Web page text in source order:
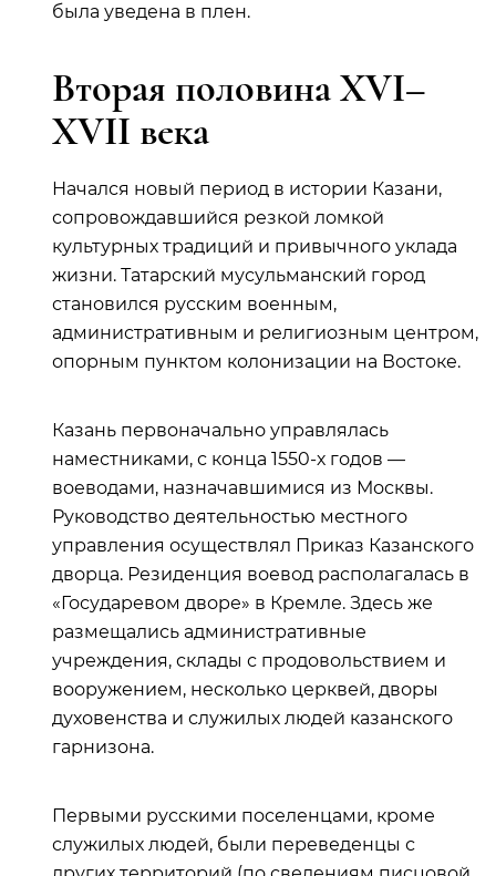
была уведена в плен.
Вторая половина XVI–
XVII века
Начался новый период в истории Казани,
сопровождавшийся резкой ломкой
культурных традиций и привычного уклада
жизни. Татарский мусульманский город
становился русским военным,
административным и религиозным центром,
опорным пунктом колонизации на Востоке.
Казань первоначально управлялась
наместниками, с конца 1550-х годов —
воеводами, назначавшимися из Москвы.
Руководство деятельностью местного
управления осуществлял Приказ Казанского
дворца. Резиденция воевод располагалась в
«Государевом дворе» в Кремле. Здесь же
размещались административные
учреждения, склады с продовольствием и
вооружением, несколько церквей, дворы
духовенства и служилых людей казанского
гарнизона.
Первыми русскими поселенцами, кроме
служилых людей, были переведенцы с